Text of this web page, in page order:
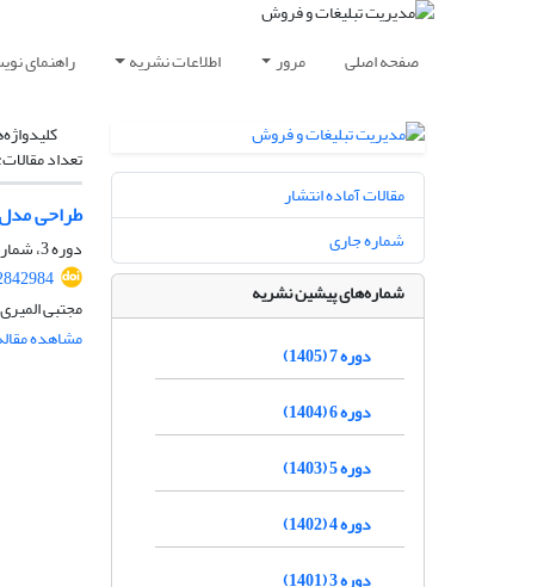
صفحه اصلی مرور اطلاعات نشریه راهنمای
تعداد مقالات:
طراحی مدل
دوره 3، شماره 2، تابستان 1401، صفحه
مجتبی المیری
مشاهده
مقالات آماده انتشار
شماره جاری
شماره‌های پیشین نشریه
دوره 7 (1405)
دوره 6 (1404)
دوره 5 (1403)
دوره 4 (1402)
دوره 3 (1401)